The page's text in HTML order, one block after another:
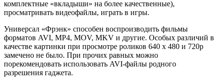
комплектные «вкладыши» на более качественные),
просматривать видеофайлы, играть в игры.
Универсал «Фрэнк» способен воспроизводить фильмы
форматов AVI, MP4, MOV, MKV и другие. Особых различий в
качестве картинки при просмотре роликов 640 x 480 и 720p
замечено не было. При прочих равных можно
порекомендовать использовать AVI-файлы родного
разрешения гаджета.